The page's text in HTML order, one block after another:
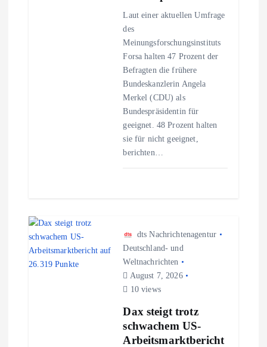
Laut einer aktuellen Umfrage
des
Meinungsforschungsinstituts
Forsa halten 47 Prozent der
Befragten die frühere
Bundeskanzlerin Angela
Merkel (CDU) als
Bundespräsidentin für
geeignet. 48 Prozent halten
sie für nicht geeignet,
berichten…
dts Nachrichtenagentur
Deutschland- und
Weltnachrichten
August 7, 2026
10 views
Dax steigt trotz
schwachem US-
Arbeitsmarktbericht